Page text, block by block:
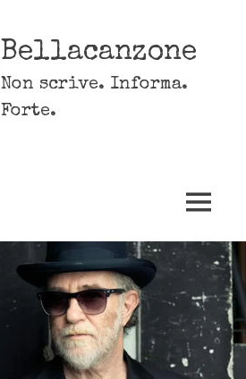
Bellacanzone
Non scrive. Informa.
Forte.
MENU